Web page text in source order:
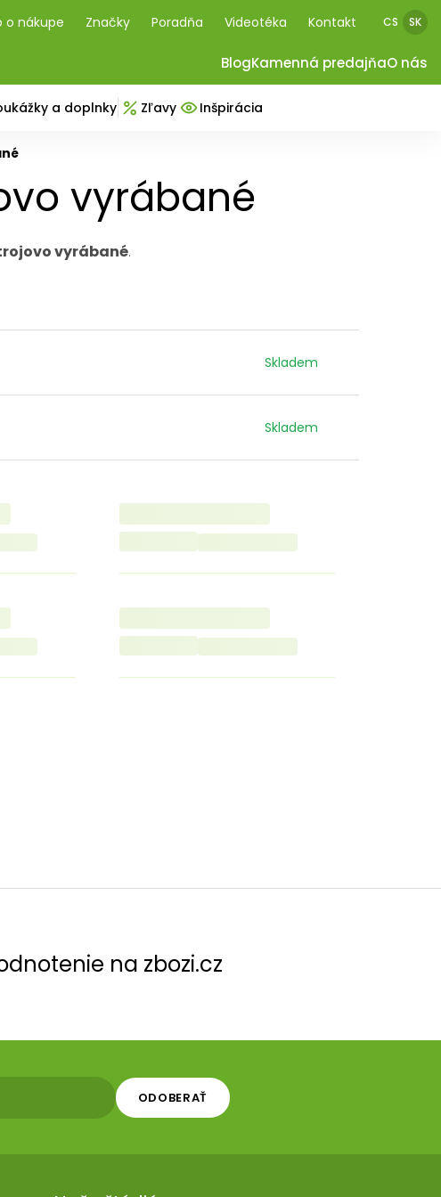
o nákupe Značky Poradňa Videotéka Kontakt CS SK
BlogKamenná predajňaO nás
a doplnky Zľavy Inšpirácia
vyrábané
vyrábané.
Skladem
Skladem
na zbozi.cz
ODOBERAŤ